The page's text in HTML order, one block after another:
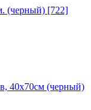
(черный) [722]
40х70см (черный)